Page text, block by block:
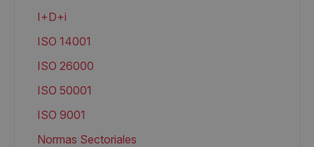
I+D+i
ISO 14001
ISO 26000
ISO 50001
ISO 9001
Normas Sectoriales